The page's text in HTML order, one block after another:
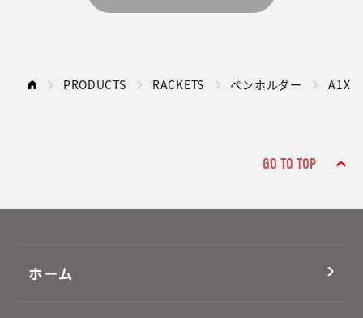
PRODUCTS RACKETS ペンホルダー A1X
GO TO TOP
ホーム